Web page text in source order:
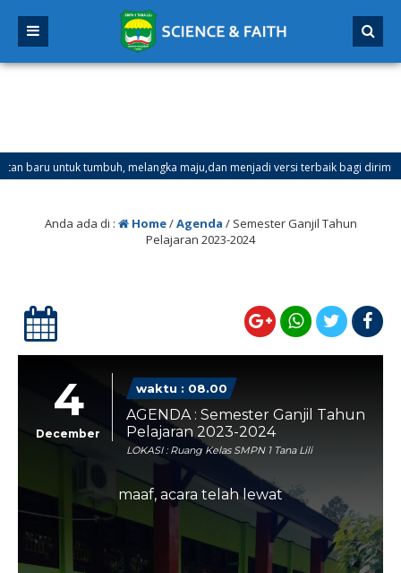
untuk tumbuh, melangka maju,dan menjadi versi terbaik bagi dirimu.
Mulai Tanggal 21 Desember 2025 sd Tanggal 4 Januari 2026
Anda ada di : Home/Agenda / Semester Ganjil Tahun
Pelajaran 2023-2024
4
December
waktu : 08.00
AGENDA : Semester Ganjil Tahun
Pelajaran 2023-2024
LOKASI : Ruang Kelas SMPN 1 Tana Lili
maaf, acara telah lewat